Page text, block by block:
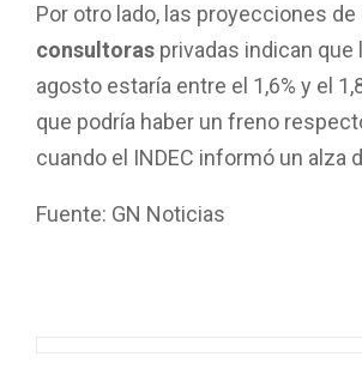
Por otro lado, las proyecciones de
consultoras privadas indican que
agosto estaría entre el 1,6% y el
que podría haber un freno
cuando el INDEC informó un alza
Fuente: GN Noticias